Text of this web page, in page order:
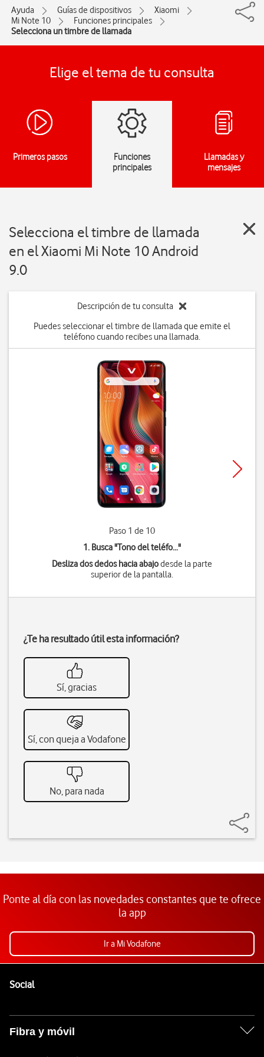
Ayuda Guías de dispositivos
Xiaomi
Mi Note 10
Funciones principales
Selecciona un timbre de llamada
Elige el tema de tu consulta
Primeros pasos
Funciones
principales
Llamadas y
mensajes
Selecciona el timbre de llamada
en el Xiaomi Mi Note 10 Android
9.0
Descripción de tu consulta
Puedes seleccionar el timbre de llamada que emite el
teléfono cuando recibes una llamada.
Paso 1 de 10
1. Busca "Tono del teléfo..."
Desliza dos dedos hacia abajodesde la parte
superior de la pantalla.
¿Te ha resultado útil esta información?
Sí, gracias
Sí, con queja a Vodafone
No, para nada
Ponte al día con las novedades constantes que te ofrece
la app
Ir a Mi Vodafone
SocialEnlaces a las redes sociales de Vodafone
Fibra y móvil